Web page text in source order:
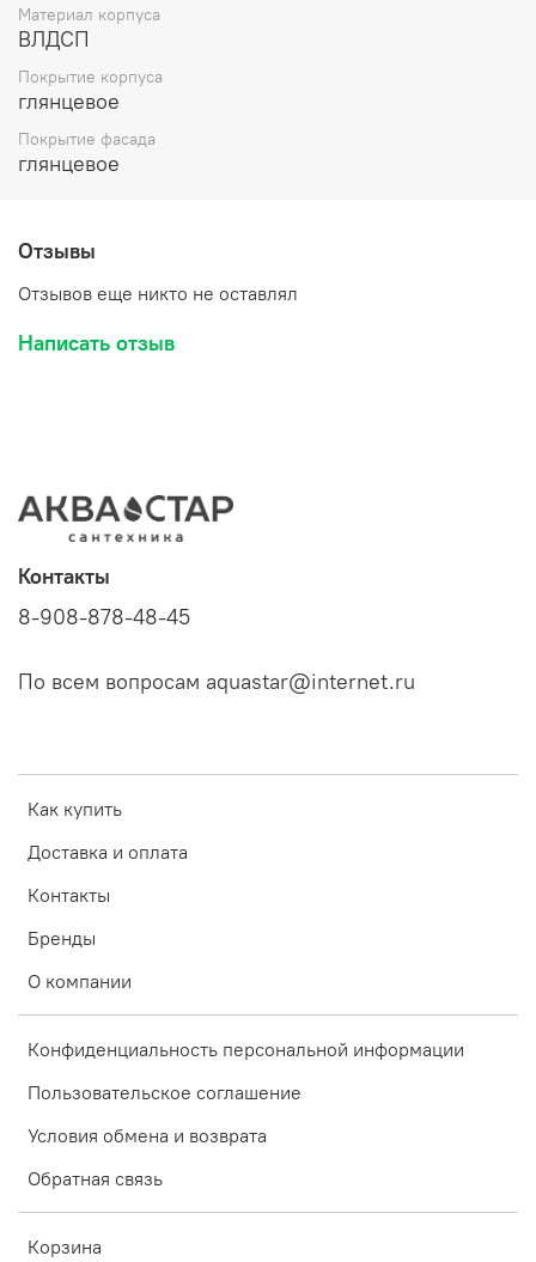
Материал корпуса
ВЛДСП
Покрытие корпуса
глянцевое
Покрытие фасада
глянцевое
Отзывы
Отзывов еще никто не оставлял
Написать отзыв
Как купить
Доставка и оплата
Контакты
Бренды
О компании
Конфиденциальность персональной информации
Пользовательское соглашение
Условия обмена и возврата
Обратная связь
Корзина
Контакты
8-908-878-48-45
По всем вопросам aquastar@internet.ru